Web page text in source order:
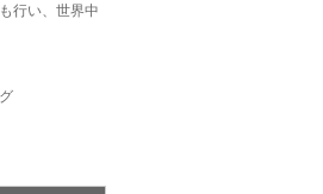
行い、世界中